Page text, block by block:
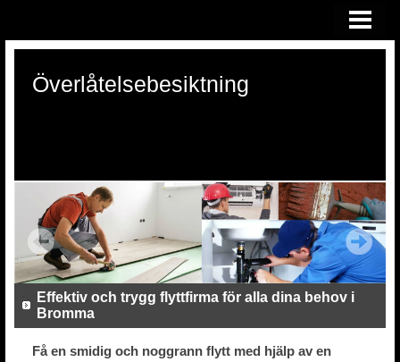
KONSULTATION VID RÄTTSTVIST
Överlåtelsebesiktning
Effektiv och trygg flyttfirma för alla dina behov i
Bromma
Få en smidig och noggrann flytt med hjälp av en